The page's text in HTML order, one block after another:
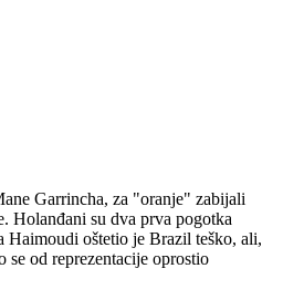
Garrincha, za "oranje" zabijali
Holanđani su dva prva pogotka
Haimoudi oštetio je Brazil teško, ali,
od reprezentacije oprostio